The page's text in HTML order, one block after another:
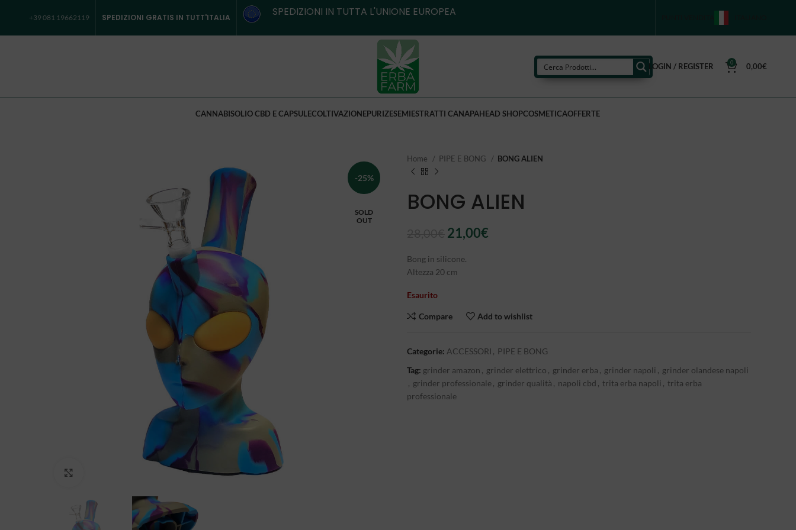
+39 081 19662119 SPEDIZIONI GRATIS IN TUTT'ITALIA SPEDIZIONI IN TUTTA L'UNIONE EUROPEA
LOGIN / REGISTER 0 0,00€
CANNABISOLIO CBD E CAPSULECOLTIVAZIONEPURIZESEMIESTRATTI CANAPAHEAD SHOPCOSMETICAOFFERTE
-25%
SOLD
OUT
Home PIPE E BONG BONG ALIEN
BONG ALIEN
Il
originale
era:
21,00€
Bong in silicone.
Altezza 20 cm
Esaurito
Compare Add to wishlist
Categorie: ACCESSORI , PIPE E BONG
Tag: grinder amazon , grinder elettrico , grinder erba , grinder napoli , grinder olandese napoli
, grinder professionale, grinder qualità , napoli cbd , trita erba napoli , trita erba
professionale